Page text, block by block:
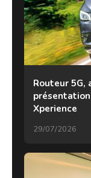
Routeur 5G,
présentation
Xperience
29/07/2026